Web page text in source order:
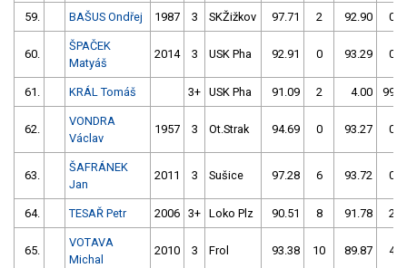
59. BAŠUS Ondřej 1987 3 SKŽižkov 97.71 2 92.90 0
60.
ŠPAČEK
Matyáš
2014 3 USK Pha 92.91 0 93.29 0
61. KRÁL Tomáš 3+ USK Pha 91.09 2 4.00 999
62.
VONDRA
Václav
1957 3 Ot.Strak 94.69 0 93.27 0
63.
ŠAFRÁNEK
Jan
2011 3 Sušice 97.28 6 93.72 0
64. TESAŘ Petr 2006 3+ Loko Plz 90.51 8 91.78 2
65.
VOTAVA
Michal
2010 3 Frol 93.38 10 89.87 4